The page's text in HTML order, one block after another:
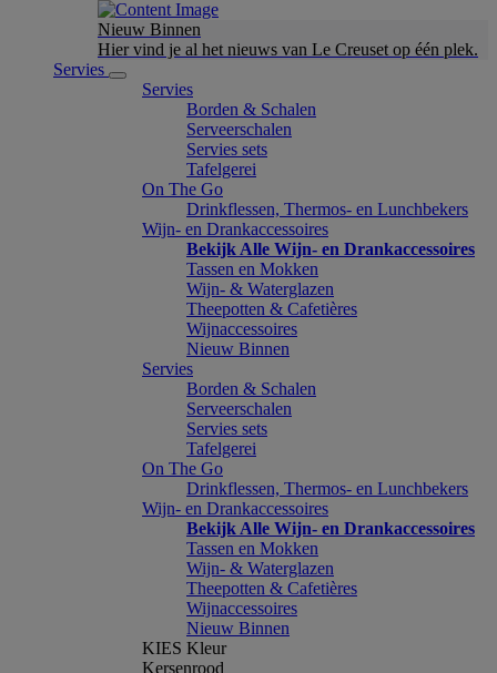
Nieuw Binnen
Hier vind je al het nieuws van Le Creuset op één plek.
Servies
Servies
Borden & Schalen
Serveerschalen
Servies sets
Tafelgerei
On The Go
Drinkflessen, Thermos- en Lunchbekers
Wijn- en Drankaccessoires
Bekijk Alle Wijn- en Drankaccessoires
Tassen en Mokken
Wijn- & Waterglazen
Theepotten & Cafetières
Wijnaccessoires
Nieuw Binnen
Servies
Borden & Schalen
Serveerschalen
Servies sets
Tafelgerei
On The Go
Drinkflessen, Thermos- en Lunchbekers
Wijn- en Drankaccessoires
Bekijk Alle Wijn- en Drankaccessoires
Tassen en Mokken
Wijn- & Waterglazen
Theepotten & Cafetières
Wijnaccessoires
Nieuw Binnen
KIES Kleur
Kersenrood